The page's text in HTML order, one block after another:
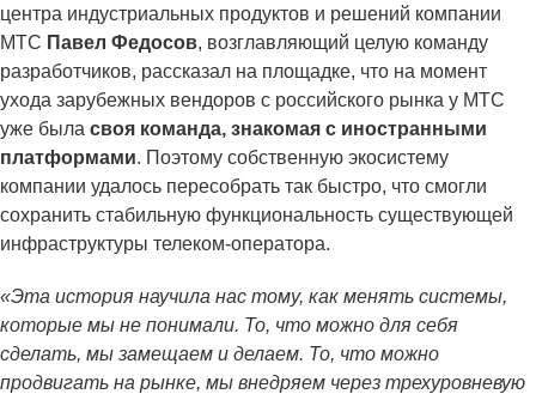
центра индустриальных продуктов и решений компании
МТС Павел Федосов, возглавляющий целую команду
разработчиков, рассказал на площадке, что на момент
ухода зарубежных вендоров с российского рынка у МТС
уже была своя команда, знакомая с иностранными
платформами. Поэтому собственную экосистему
компании удалось пересобрать так быстро, что смогли
сохранить стабильную функциональность существующей
инфраструктуры телеком-оператора.
«Эта история научила нас тому, как менять системы,
которые мы не понимали. То, что можно для себя
сделать, мы замещаем и делаем. То, что можно
продвигать на рынке, мы внедряем через трехуровневую